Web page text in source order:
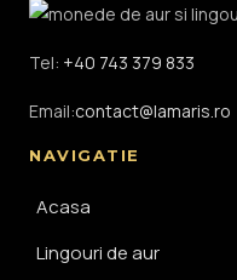
Tel: +40 743 379 833
Email:contact@lamaris.ro
NAVIGATIE
Acasa
Lingouri de aur